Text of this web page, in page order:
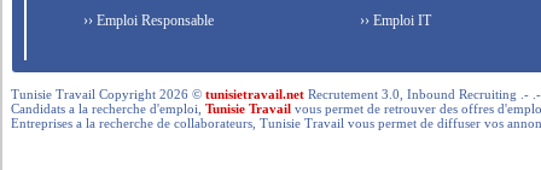
›› Emploi Responsable
›› Emploi IT
Tunisie Travail Copyright 2026 ©tunisietravail.net Recrutement 3.0, Inbound Recruiting .-
Candidats a la recherche d'emploi,Tunisie Travail vous permet de retrouver des offres
Entreprises a la recherche de collaborateurs, Tunisie Travail vous permet de diffuser vos